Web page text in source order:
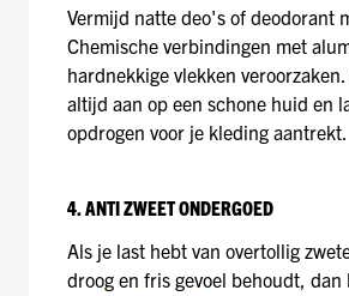
Vermijd natte deo's of deodorant
Chemische verbindingen met
hardnekkige vlekken
altijd aan op een schone huid en
opdrogen voor je kleding aantrekt.
4. ANTI ZWEET ONDERGOED
Als je last hebt van overtollig
droog en fris gevoel behoudt, dan